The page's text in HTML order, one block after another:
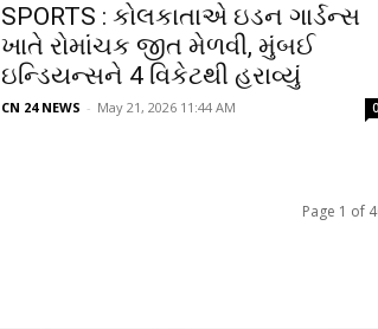
SPORTS : કોલકાતાએ ઇડન ગાર્ડન્સ
ખાતે રોમાંચક જીત મેળવી, મુંબઈ
ઇન્ડિયન્સને 4 વિકેટથી હરાવ્યું
CN 24 NEWS - May 21, 2026 11:44 AM 0
Page 1 of